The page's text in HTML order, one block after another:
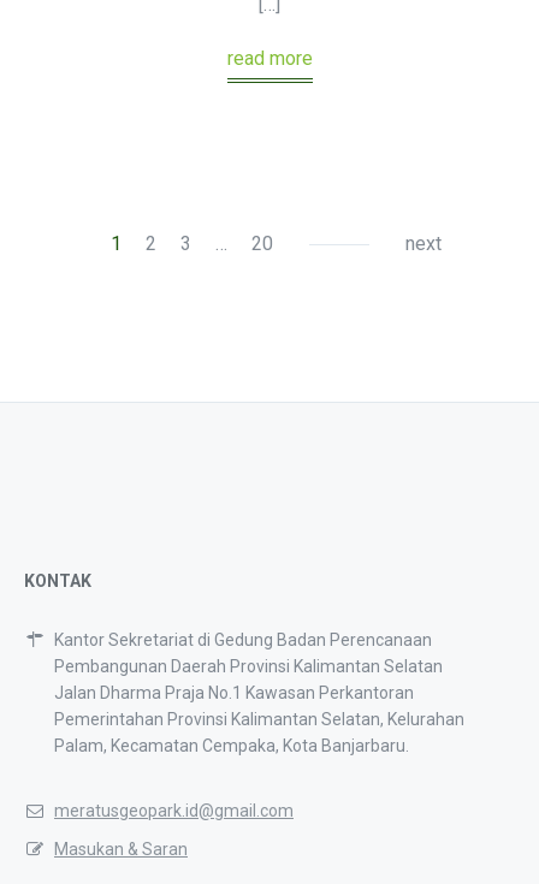
read more
1 2 3 20 next
KONTAK
Kantor Sekretariat di Gedung Badan Perencanaan
Pembangunan Daerah Provinsi Kalimantan Selatan
Jalan Dharma Praja No.1 Kawasan Perkantoran
Pemerintahan Provinsi Kalimantan Selatan, Kelurahan
Palam, Kecamatan Cempaka, Kota Banjarbaru.
meratusgeopark.id@gmail.com
Masukan & Saran